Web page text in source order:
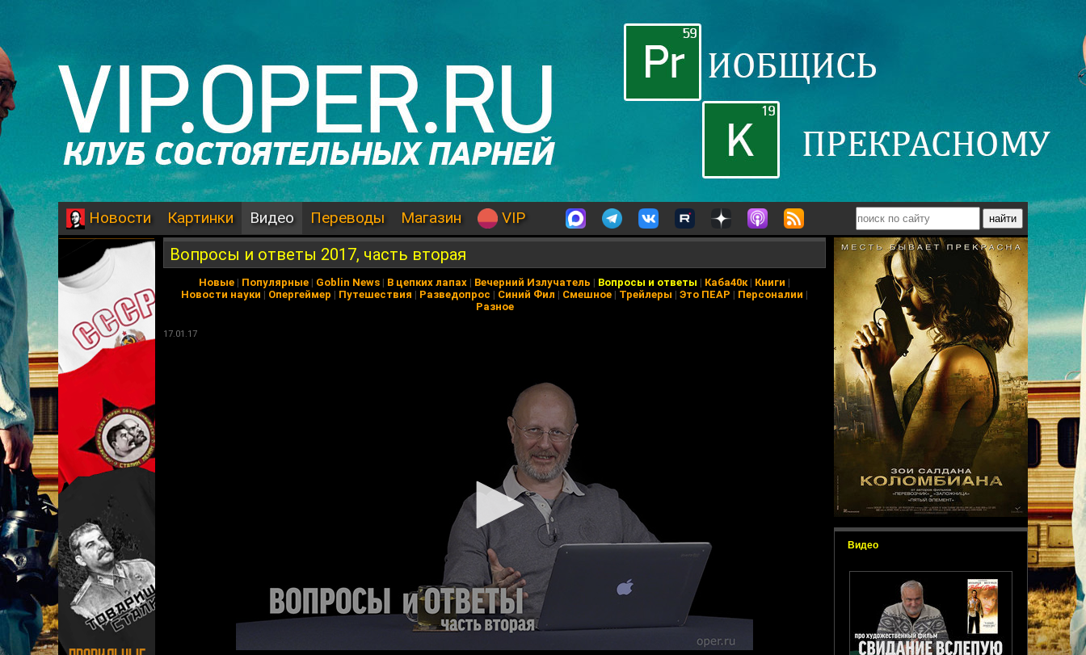
Новости Картинки Видео Переводы Магазин VIP
Видео
Вопросы и ответы 2017, часть вторая
Новые | Популярные | Goblin News | В цепких лапах | Вечерний Излучатель | Вопросы и ответы | Каба40к| Книги |
Новости науки | Опергеймер | Путешествия | Разведопрос | Синий Фил | Смешное | Трейлеры | Это ПЕАР | Персоналии |
Разное
17.01.17